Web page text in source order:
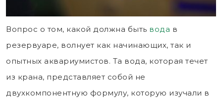
Вопрос о том, какой должна быть вода в
резервуаре, волнует как начинающих, так и
опытных аквариумистов. Та вода, которая течет
из крана, представляет собой не
двухкомпонентную формулу, которую изучали в